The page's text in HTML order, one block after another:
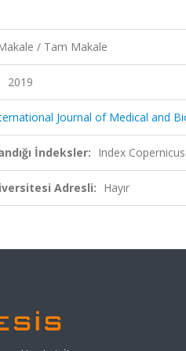
/ Tam Makale
2019
Journal of Medical and
İndeksler: Index Copernicus
Adresli: Hayır